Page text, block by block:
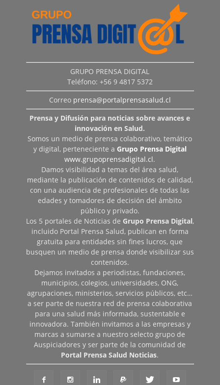
GRUPO PRENSA DIGITAL
Teléfono: +56 9 4817 5372
Correo prensa@portalprensasalud.cl
Prensa y Difusión para noticias sobre avances e
innovación en Salud.
Somos un medio de prensa colaborativo, temático
y digital, perteneciente a Grupo Prensa Digital
www.grupoprensadigital.cl.
Damos visibilidad a temas del área salud,
mediante la publicación de contenidos de calidad,
con una audiencia de profesionales de todas las
edades y tomadores de decisión del ámbito
público y privado.
Los 5 portales de Noticias de Grupo Prensa Digital,
incluido Portal Prensa Salud, publican en forma
gratuita para entidades sin fines lucros, que
busquen un medio de prensa donde visibilizar sus
contenidos.
Dejamos invitados a periodistas, fundaciones,
municipios, colegios, universidades, ONG,
agrupaciones, ministerios, servicios públicos, etc…
a ser parte de nuestra red de prensa colaborativa
para una salud más informada, sustentable e
innovadora. También invitamos a las empresas y
marcas a sumarse a nuestro selecto grupo de
Auspiciadores y ser parte de la comunidad de
Portal Prensa Salud Noticias.